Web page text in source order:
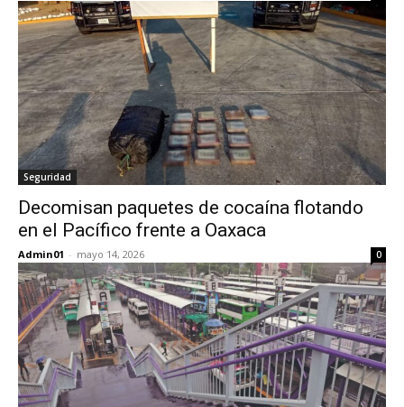
Seguridad
Decomisan paquetes de cocaína flotando
en el Pacífico frente a Oaxaca
Admin01 - mayo 14, 2026 0